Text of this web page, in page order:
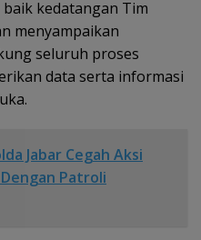
kedatangan Tim
menyampaikan
seluruh proses
data serta informasi
Jabar Cegah Aksi
Patroli